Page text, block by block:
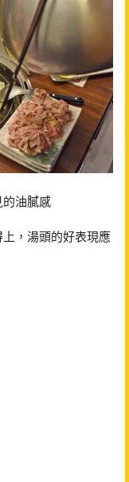
油膩感
，湯頭的好表現應